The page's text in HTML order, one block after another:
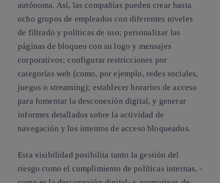
autónoma. Así, las compañías pueden crear hasta
ocho grupos de empleados con diferentes niveles
de filtrado y políticas de uso; personalizar las
páginas de bloqueo con su logo y mensajes
corporativos; configurar restricciones por
categorías web (como, por ejemplo, redes sociales,
juegos o streaming); establecer horarios de acceso
para fomentar la desconexión digital, y generar
informes detallados sobre la actividad de
navegación y los intentos de acceso bloqueados.
Esta visibilidad posibilita tanto la gestión del
riesgo como el cumplimiento de políticas internas, -